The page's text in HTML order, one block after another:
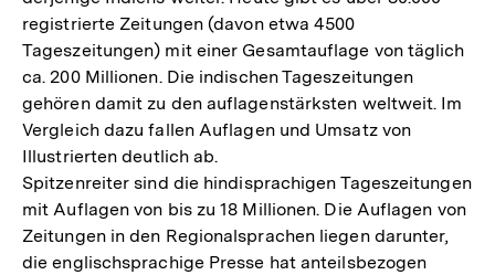
registrierte Zeitungen (davon etwa 4500
Tageszeitungen) mit einer Gesamtauflage von täglich
ca. 200 Millionen. Die indischen Tageszeitungen
gehören damit zu den auflagenstärksten weltweit. Im
Vergleich dazu fallen Auflagen und Umsatz von
Illustrierten deutlich ab.
Spitzenreiter sind die hindisprachigen Tageszeitungen
mit Auflagen von bis zu 18 Millionen. Die Auflagen von
Zeitungen in den Regionalsprachen liegen darunter,
die englischsprachige Presse hat anteilsbezogen